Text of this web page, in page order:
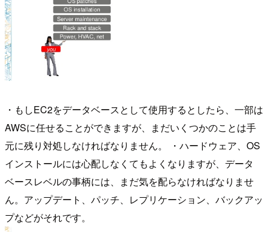
・もしEC2をデータベースとして使用するとしたら、一部は
AWSに任せることができますが、まだいくつかのことは手
元に残り対処しなければなりません。 ・ハードウェア、OS
インストールには心配しなくてもよくなりますが、データ
ベースレベルの事柄には、まだ気を配らなければなりませ
ん。アップデート、パッチ、レプリケーション、バックアッ
プなどがそれです。